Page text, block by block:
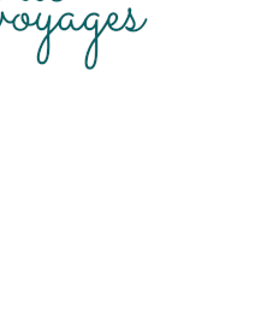
du monde, des idées
sur les hôtelss